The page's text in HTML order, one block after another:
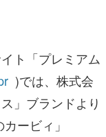
ト「プレミアム
)では、株式会
」ブランドより
ービィ」